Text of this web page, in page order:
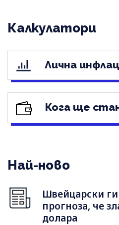
Калкулатори
Лична
Кога ще
Най-ново
Швейцарски
прогноза, че
долара